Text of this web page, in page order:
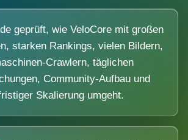
geprüft, wie VeloCore mit großen
starken Rankings, vielen Bildern,
Crawlern, täglichen
Community-Aufbau und
Skalierung umgeht.